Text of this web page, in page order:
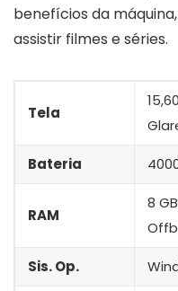
benefícios da
assistir filmes e séries.
Tela
Bateria
RAM
8
Sis. Op.